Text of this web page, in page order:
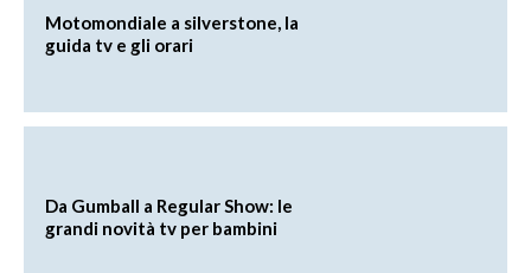
Motomondiale a silverstone, la
guida tv e gli orari
Da Gumball a Regular Show: le
grandi novità tv per bambini